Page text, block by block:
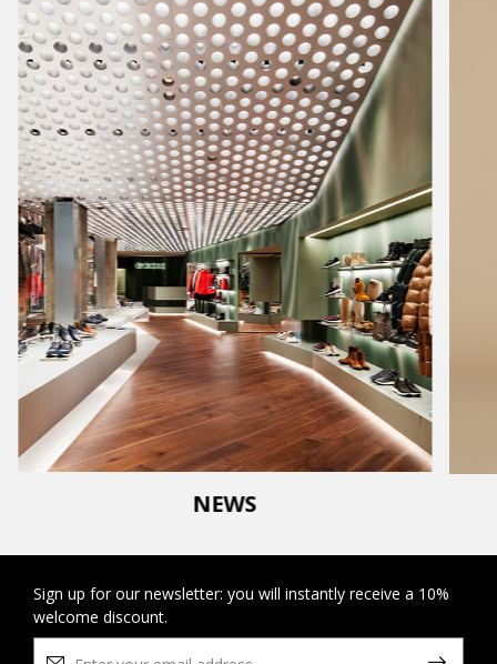
NEWS
Sign up for our newsletter: you will instantly receive a 10%
welcome discount.